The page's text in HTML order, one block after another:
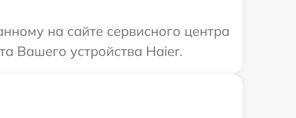
на сайте сервисного центра
Вашего устройства Haier.